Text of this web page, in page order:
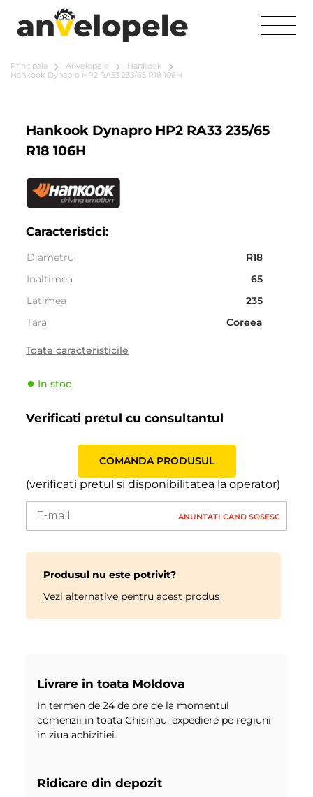
Principala Anvelopele
Hankook
Hankook Dynapro HP2 RA33 235/65 R18 106H
Hankook Dynapro HP2 RA33 235/65
R18 106H
Caracteristici:
Diametru
R18
Inaltimea
65
Latimea
235
Tara
Coreea
Sezonalitate
Producator
Toate caracteristicile
In stoc
Verificati pretul cu consultantul
COMANDA PRODUSUL
(verificati pretul si disponibilitatea la operator)
ANUNTATI CAND SOSESC
Produsul nu este potrivit?
Vezi alternative pentru acest produs
Livrare in toata Moldova
In termen de 24 de ore de la momentul
comenzii in toata Chisinau, expediere pe regiuni
in ziua achizitiei.
Ridicare din depozit